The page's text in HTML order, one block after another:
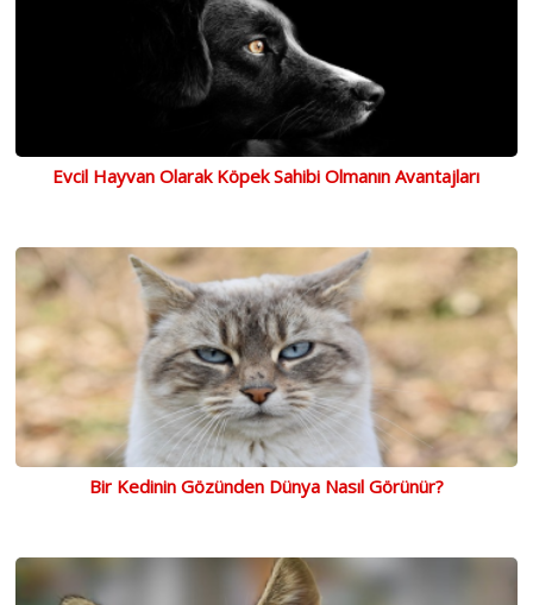
Evcil Hayvan Olarak Köpek Sahibi Olmanın Avantajları
Bir Kedinin Gözünden Dünya Nasıl Görünür?